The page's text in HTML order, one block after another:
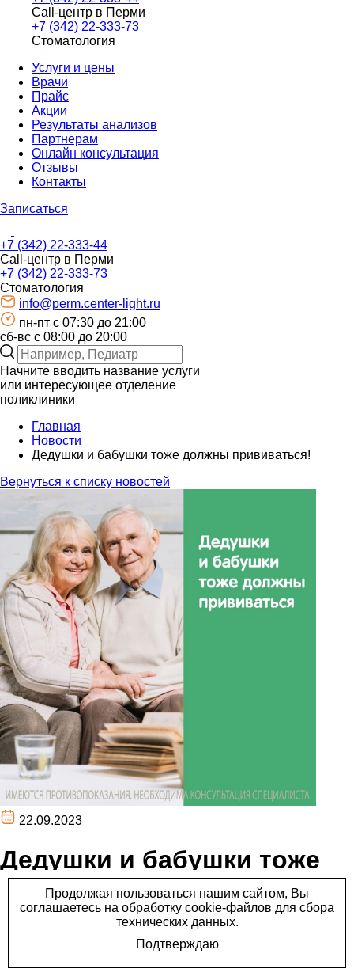
Call-центр в Перми
+7 (342) 22-333-73
Стоматология
Услуги и цены
Врачи
Прайс
Акции
Результаты анализов
Партнерам
Онлайн консультация
Отзывы
Контакты
Записаться
+7 (342) 22-333-44
Call-центр в Перми
+7 (342) 22-333-73
Стоматология
info@perm.center-light.ru
пн-пт c 07:30 до 21:00
сб-вс с 08:00 до 20:00
Начните вводить название услуги
или интересующее отделение
поликлиники
Главная
Новости
Дедушки и бабушки тоже должны прививаться!
Вернуться к списку новостей
22.09.2023
Дедушки и бабушки тоже
должны прививаться!
Дедушки и бабушки тоже должны прививаться!